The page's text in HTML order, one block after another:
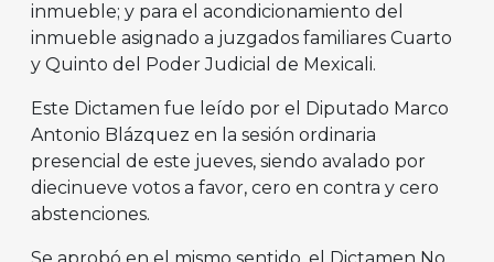
inmueble; y para el acondicionamiento del
inmueble asignado a juzgados familiares Cuarto
y Quinto del Poder Judicial de Mexicali.
Este Dictamen fue leído por el Diputado Marco
Antonio Blázquez en la sesión ordinaria
presencial de este jueves, siendo avalado por
diecinueve votos a favor, cero en contra y cero
abstenciones.